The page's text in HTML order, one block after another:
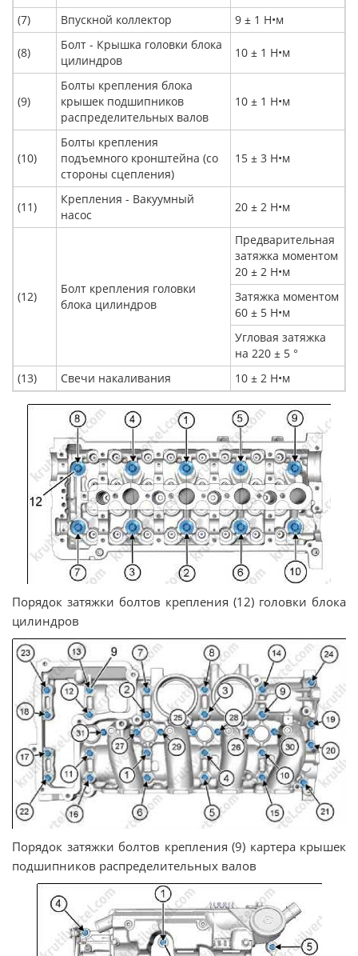
(7)
Впускной коллектор 9 ± 1 Н•м
(8)
Болт - Крышка головки блока
цилиндров
10 ± 1 Н•м
(9)
Болты крепления блока
крышек подшипников
распределительных валов
10 ± 1 Н•м
(10)
Болты крепления
подъемного кронштейна (со
стороны сцепления)
15 ± 3 Н•м
(11)
Крепления - Вакуумный
насос
20 ± 2 Н•м
(12)
Болт крепления головки
блока цилиндров
Предварительная
затяжка моментом
20 ± 2 Н•м
Затяжка моментом
60 ± 5 Н•м
Угловая затяжка
на 220 ± 5 °
(13)
Свечи накаливания 10 ± 2 Н•м
Порядок затяжки болтов крепления (12) головки блока
цилиндров
Порядок затяжки болтов крепления (9) картера крышек
подшипников распределительных валов